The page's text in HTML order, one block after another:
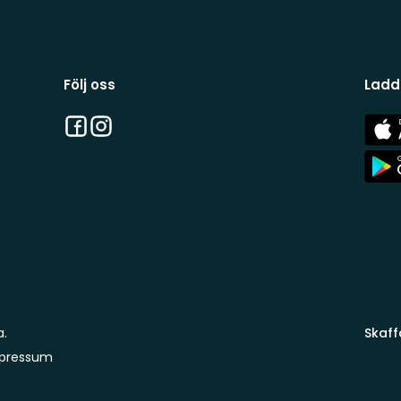
Följ oss
Facebook
Instagram
App
Store
App
Store